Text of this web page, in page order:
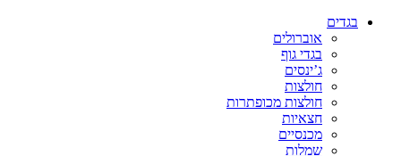
בגדים
אוברולים
בגדי גוף
ג’ינסים
חולצות
חולצות מכופתרות
חצאיות
מכנסיים
שמלות